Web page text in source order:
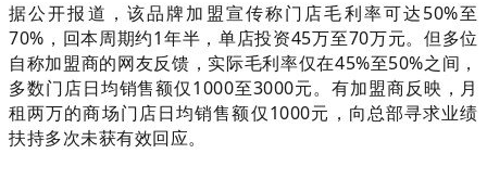
据公开报道，该品牌加盟宣传称门店毛利率可达50%至
70%，回本周期约1年半，单店投资45万至70万元。但多位
自称加盟商的网友反馈，实际毛利率仅在45%至50%之间，
多数门店日均销售额仅1000至3000元。有加盟商反映，月
租两万的商场门店日均销售额仅1000元，向总部寻求业绩
扶持多次未获有效回应。